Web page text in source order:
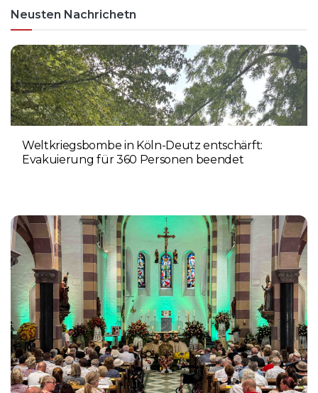
Neusten Nachrichetn
Weltkriegsbombe in Köln-Deutz entschärft:
Evakuierung für 360 Personen beendet